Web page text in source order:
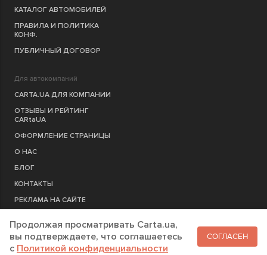
КАТАЛОГ АВТОМОБИЛЕЙ
ПРАВИЛА И ПОЛИТИКА
КОНФ.
ПУБЛИЧНЫЙ ДОГОВОР
Для автокомпаний
CARTA.UA ДЛЯ КОМПАНИИ
ОТЗЫВЫ И РЕЙТИНГ
CARtaUA
ОФОРМЛЕНИЕ СТРАНИЦЫ
О НАС
БЛОГ
КОНТАКТЫ
РЕКЛАМА НА САЙТЕ
РЕГИСТРАЦИЯ КОМПАНИЮ
Продолжая просматривать Carta.ua,
вы подтверждаете, что соглашаетесь
c Политикой конфиденциальности
СОГЛАСЕН